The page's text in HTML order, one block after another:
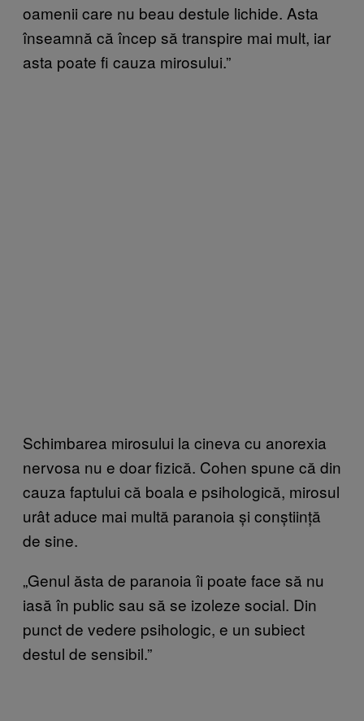
oamenii care nu beau destule lichide. Asta
înseamnă că încep să transpire mai mult, iar
asta poate fi cauza mirosului.”
Schimbarea mirosului la cineva cu anorexia
nervosa nu e doar fizică. Cohen spune că din
cauza faptului că boala e psihologică, mirosul
urât aduce mai multă paranoia și conștiință
de sine.
„Genul ăsta de paranoia îi poate face să nu
iasă în public sau să se izoleze social. Din
punct de vedere psihologic, e un subiect
destul de sensibil.”